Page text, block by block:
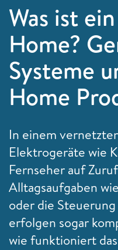
Was ist
Home?
Systeme
Home
In einem
Elektrogeräte wie
Fernseher auf
Alltagsaufgaben
oder die
erfolgen sogar
wie funktioniert